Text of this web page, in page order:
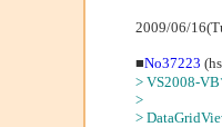
2009/06/
■No37223
> VS2008-VB
>
>